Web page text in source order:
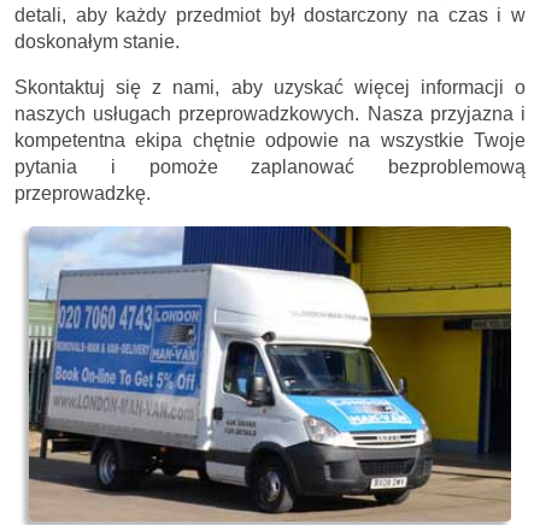
detali, aby każdy przedmiot był dostarczony na czas i w
doskonałym stanie.
Skontaktuj się z nami, aby uzyskać więcej informacji o
naszych usługach przeprowadzkowych. Nasza przyjazna i
kompetentna ekipa chętnie odpowie na wszystkie Twoje
pytania i pomoże zaplanować bezproblemową
przeprowadzkę.